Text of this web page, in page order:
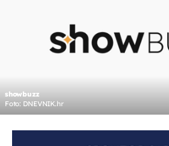
showbuzz
Foto: DNEVNIK.hr
OMOGUĆI